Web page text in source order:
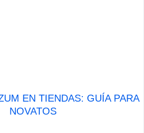
EN TIENDAS: GUÍA PARA
NOVATOS